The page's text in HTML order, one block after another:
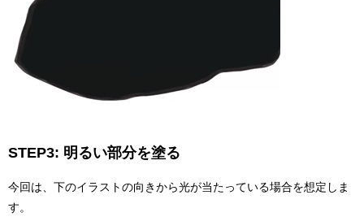
STEP3: 明るい部分を塗る
今回は、下のイラストの向きから光が当たっている場合を想定しま
す。